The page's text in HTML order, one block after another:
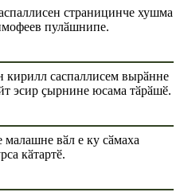
страницинче хушма
пулӑшнипе.
саспаллисем вырӑнне
эсир ҫырнине юсама тӑрӑшӗ.
вӑл е ку сӑмаха
кӑтартӗ.